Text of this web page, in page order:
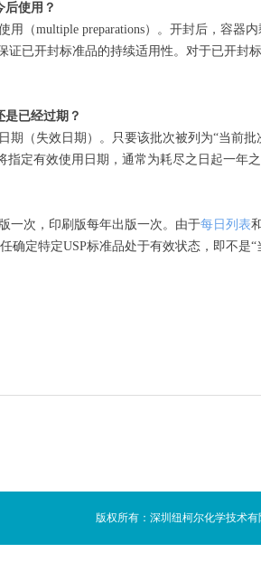
后使用？
用（multiple preparations）。开封后，容
证已开封标准品的持续适用性。对于已开封
是已经过期？
期（失效日期）。只要该批次被列为“当前
指定有效使用日期，通常为耗尽之日起一
一次，印刷版每年出版一次。由于每日列表和
确定特定USP标准品处于有效状态，即不是“
版权所有：深圳纽柯尔化学技术